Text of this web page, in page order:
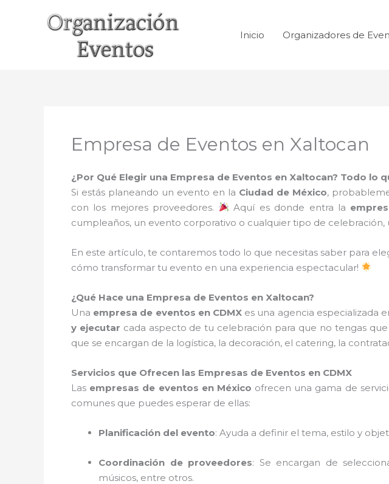
Inicio Organizadores de
Empresa de Eventos en Xaltocan
¿Por Qué Elegir una Empresa de Eventos en Xaltocan? Todo lo
Si estás planeando un evento en la Ciudad de México,
con los mejores proveedores.
Aquí es donde entra la
cumpleaños, un evento corporativo o cualquier tipo de
En este artículo, te contaremos todo lo que necesitas saber para
cómo transformar tu evento en una experiencia espectacular!
¿Qué Hace una Empresa de Eventos en Xaltocan?
Una empresa de eventos en CDMXes una agencia especializada
y ejecutar cada aspecto de tu celebración para que no tengas
que se encargan de la logística, la decoración, el catering, la
Servicios que Ofrecen las Empresas de Eventos en CDMX
Las empresas de eventos en México ofrecen una gama de
comunes que puedes esperar de ellas:
Planificación del evento: Ayuda a definir el tema, estilo y
Coordinación de proveedores: Se encargan de
músicos, entre otros.